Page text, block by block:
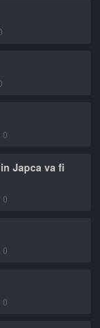
0
Japca va fi
0
0
0